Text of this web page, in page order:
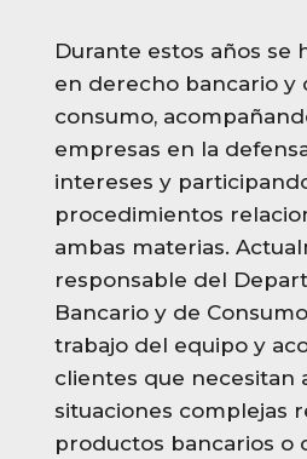
Durante estos años se
en derecho bancario y
consumo,
empresas en la
intereses y
procedimientos
ambas materias.
responsable del
Bancario y de
trabajo del equipo y
clientes que necesitan
situaciones complejas
productos bancarios o